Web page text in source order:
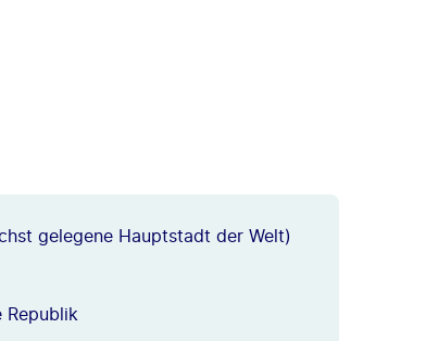
gelegene Hauptstadt der Welt)
Republik